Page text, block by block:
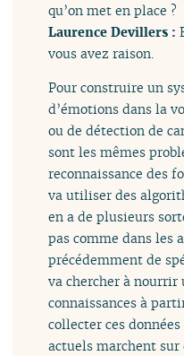
qu’on met en place ?
Laurence Devillers :
vous avez raison.
Pour construire un
d’émotions dans la
ou de détection de
sont les mêmes
reconnaissance des
va utiliser des
en a de plusieurs
pas comme dans les
précédemment de
va chercher à nourrir
connaissances à
collecter ces
actuels marchent